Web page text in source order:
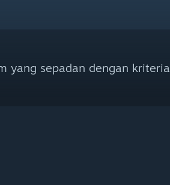
yang sepadan dengan